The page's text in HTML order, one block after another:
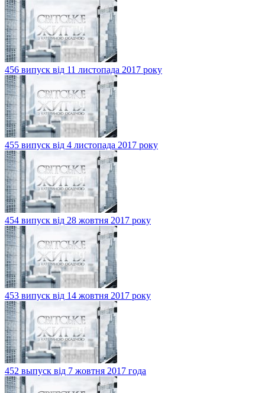
456 випуск від 11 листопада 2017 року
455 випуск від 4 листопада 2017 року
454 випуск від 28 жовтня 2017 року
453 випуск від 14 жовтня 2017 року
452 выпуск від 7 жовтня 2017 года